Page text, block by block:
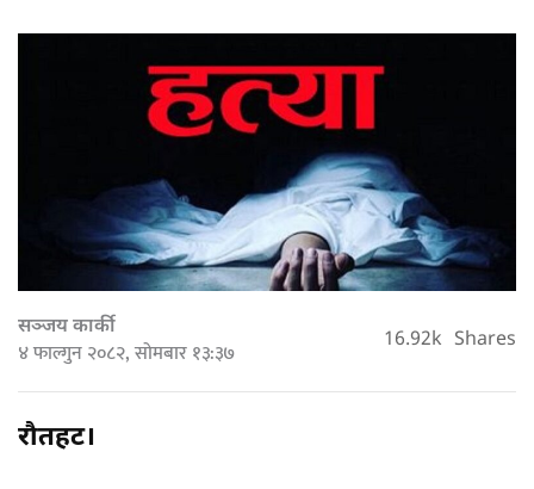
सञ्जय कार्की
४ फाल्गुन २०८२, सोमबार १३:३७ 16.92k Shares
रौतहट।